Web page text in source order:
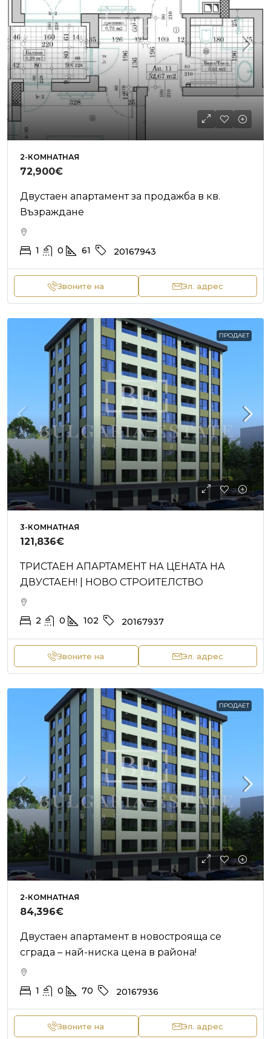
2-КОМНАТНАЯ
72,900€
Двустаен апартамент за продажба в кв.
Възраждане
1 0 61 20167943
Звоните на Эл. адрес
ПРОДАЕТ
3-КОМНАТНАЯ
121,836€
ТРИСТАЕН АПАРТАМЕНТ НА ЦЕНАТА НА
ДВУСТАЕН! | НОВО СТРОИТЕЛСТВО
2 0 102 20167937
Звоните на Эл. адрес
ПРОДАЕТ
2-КОМНАТНАЯ
84,396€
Двустаен апартамент в новострояща се
сграда – най-ниска цена в района!
1 0 70 20167936
Звоните на Эл. адрес